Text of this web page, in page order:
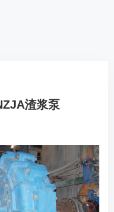
渣浆泵